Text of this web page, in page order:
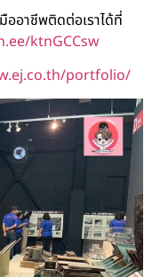
อาชีพติดต่อเราได้ที่
ktnGCCsw
portfolio/